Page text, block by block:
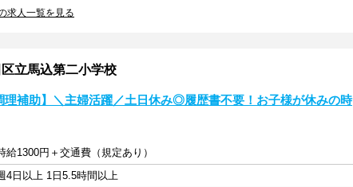
求人一覧を見る
立馬込第二小学校
理補助】＼主婦活躍／土日休み◎履歴書不要！お子様が休みの時
給1300円＋交通費（規定あり）
4日以上 1日5.5時間以上